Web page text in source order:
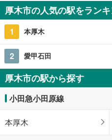
厚木市の人気の駅をラン
1 本厚木
2 愛甲石田
厚木市の駅から探す
小田急小田原線
本厚木